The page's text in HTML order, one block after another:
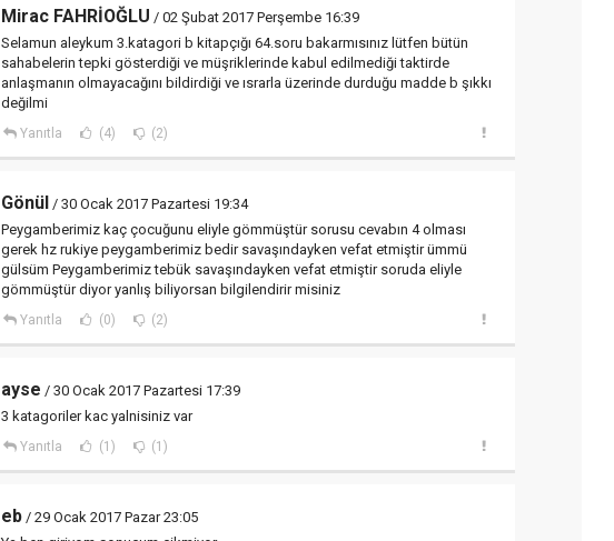
Mirac FAHRİOĞLU / 02 Şubat 2017 Perşembe 16:39
Selamun aleykum 3.katagori b kitapçığı 64.soru bakarmısınız lütfen bütün
sahabelerin tepki gösterdiği ve müşriklerinde kabul edilmediği taktirde
anlaşmanın olmayacağını bildirdiği ve ısrarla üzerinde durduğu madde b şıkkı
değilmi
Yanıtla (4) (2)
Gönül / 30 Ocak 2017 Pazartesi 19:34
Peygamberimiz kaç çocuğunu eliyle gömmüştür sorusu cevabın 4 olması
gerek hz rukiye peygamberimiz bedir savaşındayken vefat etmiştir ümmü
gülsüm Peygamberimiz tebük savaşındayken vefat etmiştir soruda eliyle
gömmüştür diyor yanlış biliyorsan bilgilendirir misiniz
Yanıtla (0) (2)
ayse / 30 Ocak 2017 Pazartesi 17:39
3 katagoriler kac yalnisiniz var
Yanıtla (1) (1)
eb / 29 Ocak 2017 Pazar 23:05